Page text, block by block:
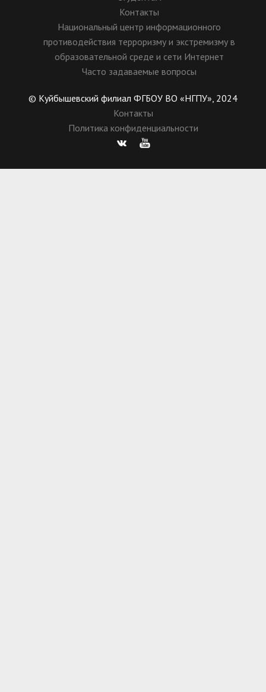
Контакты
Национальный центр информационного
противодействия терроризму и экстремизму в
образовательной среде и сети Интернет
Часто задаваемые вопросы
© Куйбышевский филиал ФГБОУ ВО «НГПУ», 2024
Контакты
Политика конфиденциальности